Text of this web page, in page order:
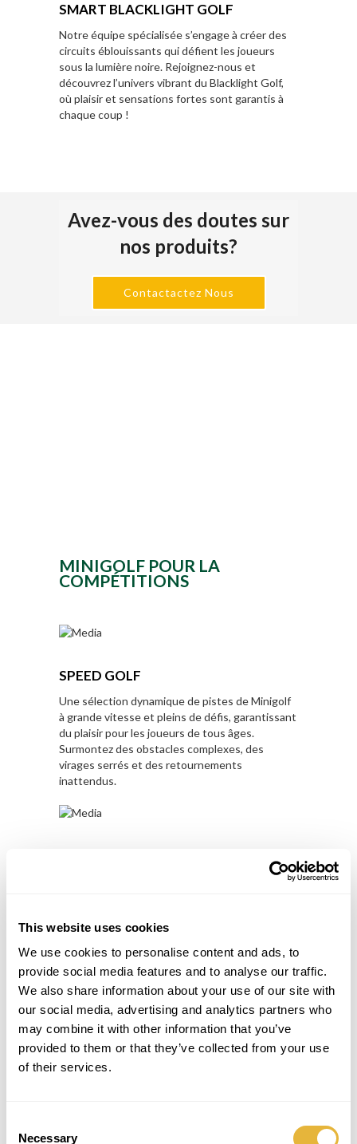
This website uses cookies
We use cookies to personalise content and ads, to
provide social media features and to analyse our traffic.
We also share information about your use of our site with
our social media, advertising and analytics partners who
may combine it with other information that you’ve
provided to them or that they’ve collected from your use
of their services.
Selection
Necessary
SMART BLACKLIGHT GOLF
Notre équipe spécialisée s’engage à créer des
circuits éblouissants qui défient les joueurs
sous la lumière noire. Rejoignez-nous et
découvrez l’univers vibrant du Blacklight Golf,
où plaisir et sensations fortes sont garantis à
chaque coup !
Avez-vous des doutes sur
nos produits?
Contactactez Nous
MINIGOLF POUR LA
COMPÉTITIONS
SPEED GOLF
Une sélection dynamique de pistes de Minigolf
à grande vitesse et pleins de défis, garantissant
du plaisir pour les joueurs de tous âges.
Surmontez des obstacles complexes, des
virages serrés et des retournements
inattendus.
régionaux, nationaux ou internationaux.
Durables et attrayants ces cours ont une
longue durée de vie et reste toujours avec un
regard moderne.
Modèle approuvé pour les compétitions pour
WMF!
modèle plus grand et divers défis en cours mis à